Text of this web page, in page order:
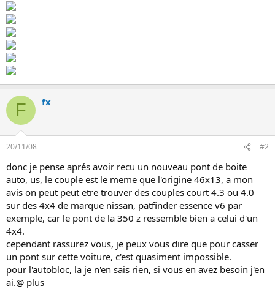
F fx
20/11/08 #2
donc je pense aprés avoir recu un nouveau pont de boite
auto, us, le couple est le meme que l'origine 46x13, a mon
avis on peut peut etre trouver des couples court 4.3 ou 4.0
sur des 4x4 de marque nissan, patfinder essence v6 par
exemple, car le pont de la 350 z ressemble bien a celui d'un
4x4.
cependant rassurez vous, je peux vous dire que pour casser
un pont sur cette voiture, c'est quasiment impossible.
pour l'autobloc, la je n'en sais rien, si vous en avez besoin j'en
ai.@ plus